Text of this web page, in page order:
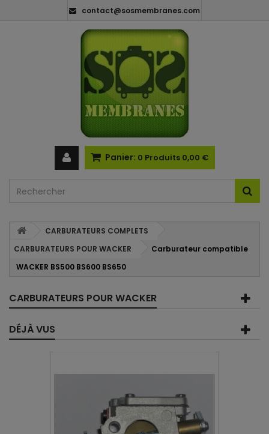
contact@sosmembranes.com
Panier: 0 Produits 0,00 €
CARBURATEURS COMPLETS
CARBURATEURS POUR WACKER
Carburateur compatible
WACKER BS500 BS600 BS650
CARBURATEURS POUR WACKER
DÉJÀ VUS